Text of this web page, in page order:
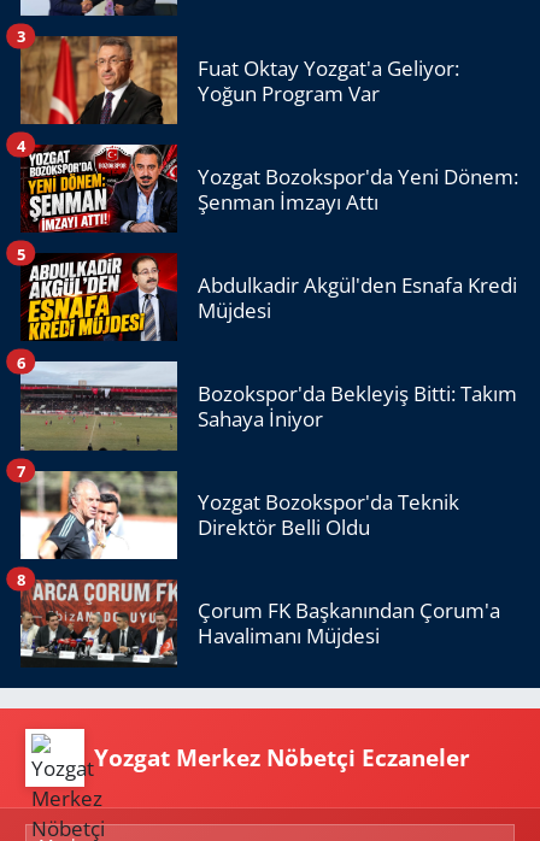
Fuat Oktay Yozgat'a Geliyor:
Yoğun Program Var
3
Yozgat Bozokspor'da Yeni Dönem:
Şenman İmzayı Attı
4
Abdulkadir Akgül'den Esnafa Kredi
Müjdesi
5
Bozokspor'da Bekleyiş Bitti: Takım
Sahaya İniyor
6
Yozgat Bozokspor'da Teknik
Direktör Belli Oldu
7
Çorum FK Başkanından Çorum'a
Havalimanı Müjdesi
8
Yozgat Merkez Nöbetçi Eczaneler